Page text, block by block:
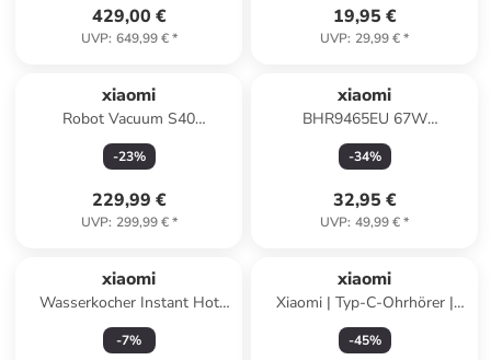
429,00 €
UVP: 649,99 €*
19,95 €
UVP: 29,99 €*
xiaomi
Robot Vacuum S40
Saugroboter EU
-23%
229,99 €
UVP: 299,99 €*
xiaomi
BHR9465EU 67W
HyperCharge USB-A
Ladegerät
-34%
32,95 €
UVP: 49,99 €*
xiaomi
Wasserkocher Instant Hot
Water Dispenser
(BHR9018EU) in weiß
-7%
xiaomi
Xiaomi | Typ-C-Ohrhörer |
Eingebautes Mikrofon | USB
Typ-C | Schwarz in Schwarz
-45%